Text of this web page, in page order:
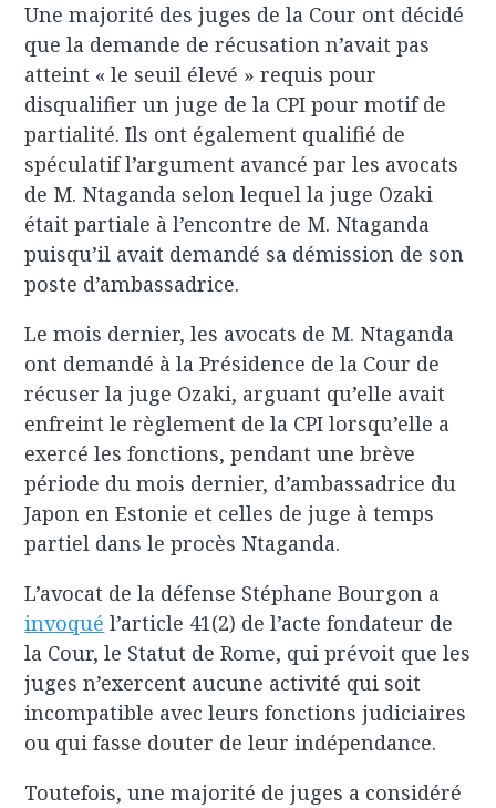
Une majorité des juges de la Cour ont décidé
que la demande de récusation n’avait pas
atteint « le seuil élevé » requis pour
disqualifier un juge de la CPI pour motif de
partialité. Ils ont également qualifié de
spéculatif l’argument avancé par les avocats
de M. Ntaganda selon lequel la juge Ozaki
était partiale à l’encontre de M. Ntaganda
puisqu’il avait demandé sa démission de son
poste d’ambassadrice.
Le mois dernier, les avocats de M. Ntaganda
ont demandé à la Présidence de la Cour de
récuser la juge Ozaki, arguant qu’elle avait
enfreint le règlement de la CPI lorsqu’elle a
exercé les fonctions, pendant une brève
période du mois dernier, d’ambassadrice du
Japon en Estonie et celles de juge à temps
partiel dans le procès Ntaganda.
L’avocat de la défense Stéphane Bourgon a
invoqué l’article 41(2) de l’acte fondateur de
la Cour, le Statut de Rome, qui prévoit que les
juges n’exercent aucune activité qui soit
incompatible avec leurs fonctions judiciaires
ou qui fasse douter de leur indépendance.
Toutefois, une majorité de juges a considéré